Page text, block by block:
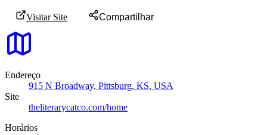
Visitar Site Compartilhar
Endereço
915 N Broadway, Pittsburg, KS, USA
Site
theliterarycatco.com/home
Horários